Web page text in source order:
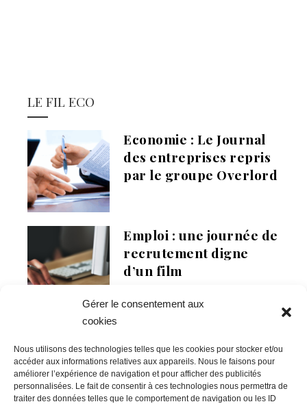
Gérer le consentement aux
cookies
Nous utilisons des technologies telles que les cookies pour stocker et/ou
accéder aux informations relatives aux appareils. Nous le faisons pour
améliorer l’expérience de navigation et pour afficher des publicités
personnalisées. Le fait de consentir à ces technologies nous permettra de
traiter des données telles que le comportement de navigation ou les ID
LE FIL ECO
Economie : Le Journal
des entreprises repris
par le groupe Overlord
Emploi : une journée de
recrutement digne
d’un film
poursuit son
développement dans la
région